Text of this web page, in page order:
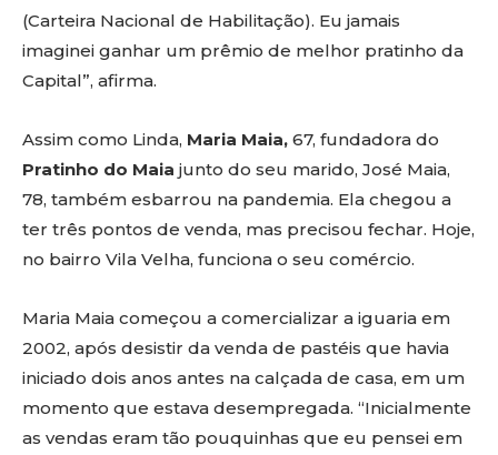
(Carteira Nacional de Habilitação). Eu jamais
imaginei ganhar um prêmio de melhor pratinho da
Capital”, afirma.
Assim como Linda, Maria Maia, 67, fundadora do
Pratinho do Maia junto do seu marido, José Maia,
78, também esbarrou na pandemia. Ela chegou a
ter três pontos de venda, mas precisou fechar. Hoje,
no bairro Vila Velha, funciona o seu comércio.
Maria Maia começou a comercializar a iguaria em
2002, após desistir da venda de pastéis que havia
iniciado dois anos antes na calçada de casa, em um
momento que estava desempregada. “Inicialmente
as vendas eram tão pouquinhas que eu pensei em